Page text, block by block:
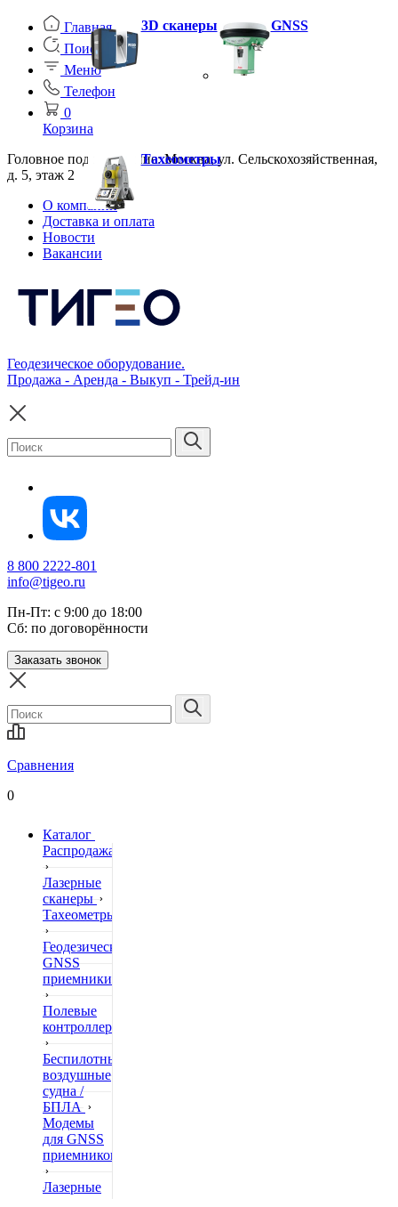
Главная
Поиск
Меню
Телефон
0
Корзина
Головное подразделение: Москва, ул. Сельскохозяйственная,
д. 5, этаж 2
О компании
Доставка и оплата
Новости
Вакансии
Геодезическое оборудование.
Продажа - Аренда - Выкуп - Трейд-ин
8 800 2222-801
info@tigeo.ru
Пн-Пт: с 9:00 до 18:00
Сб: по договорённости
Заказать звонок
Сравнения
0
Каталог
Распродажа
Лазерные
сканеры
Тахеометры
Геодезические
GNSS
приемники
Полевые
контроллеры
Беспилотные
воздушные
судна /
БПЛА
Модемы
для GNSS
приемников
Лазерные
3D сканеры GNSS
Тахеометры